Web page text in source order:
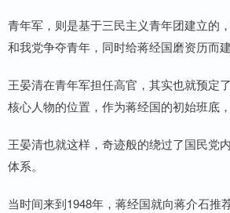
青年军，则是基于三民主义青年团建立的
和我党争夺青年，同时给蒋经国磨资历而建
王晏清在青年军担任高官，其实也就预定
核心人物的位置，作为蒋经国的初始班底
王晏清也就这样，奇迹般的绕过了国民党
体系。
当时间来到1948年，蒋经国就向蒋介石推